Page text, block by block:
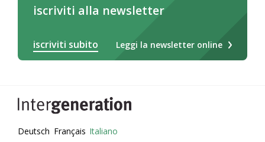
iscriviti alla newsletter
iscriviti subito Leggi la newsletter online
Deutsch Français Italiano